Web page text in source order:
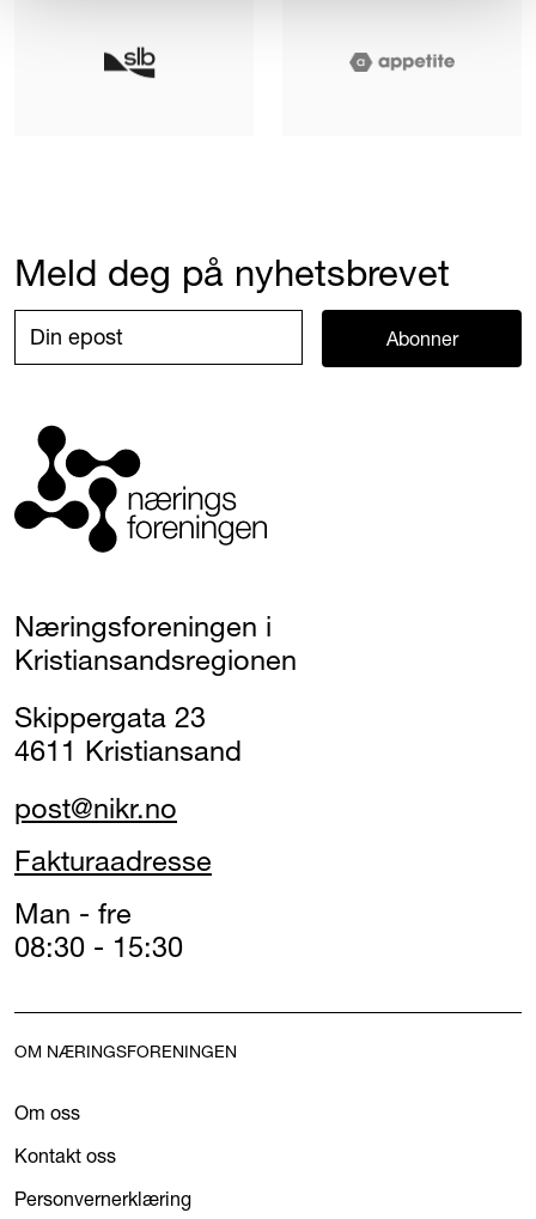
Meld deg på nyhetsbrevet
Abonner
Næringsforeningen i
Kristiansandsregionen
Skippergata 23
4611 Kristiansand
post@nikr.no
Fakturaadresse
Man - fre
08:30 - 15:30
OM NÆRINGSFORENINGEN
Om oss
Kontakt oss
Personvernerklæring